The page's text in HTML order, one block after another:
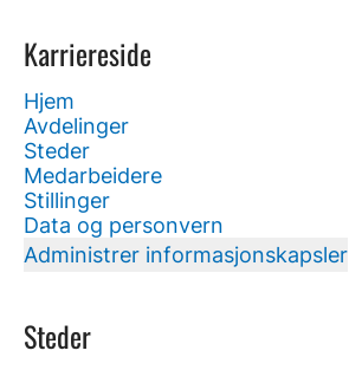
Karriereside
Hjem
Avdelinger
Steder
Medarbeidere
Stillinger
Data og personvern
Administrer informasjonskapsler
Steder